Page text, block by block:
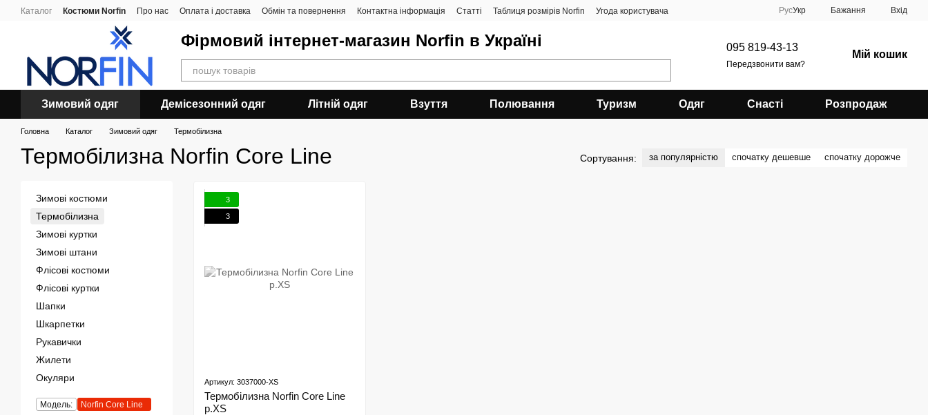
Перейти до основного контенту
Каталог Костюми Norfin Про нас Оплата і доставка Обмін та повернення Контактна інформація Статті Таблиця розмірів Norfin Угода користувача РусУкр Бажання Вхід
Фірмовий інтернет-магазин Norfin в Україні 095 819-43-13
Передзвонити вам?
Мій кошик
Зимовий одяг Демісезонний одяг Літній одяг Взуття Полювання Туризм Одяг Снасті Розпродаж
Головна Каталог Зимовий одяг Термобілизна
Термобілизна Norfin Core Line Сортування: за популярністю спочатку дешевше спочатку дорожче
3
3
Артикул: 3037000-XS
Термобілизна Norfin Core Line
р.XS
Зимові костюми
Термобілизна
Зимові куртки
Зимові штани
Флісові костюми
Флісові куртки
Шапки
Шкарпетки
Рукавички
Жилети
Окуляри
Модель:
Norfin Core Line